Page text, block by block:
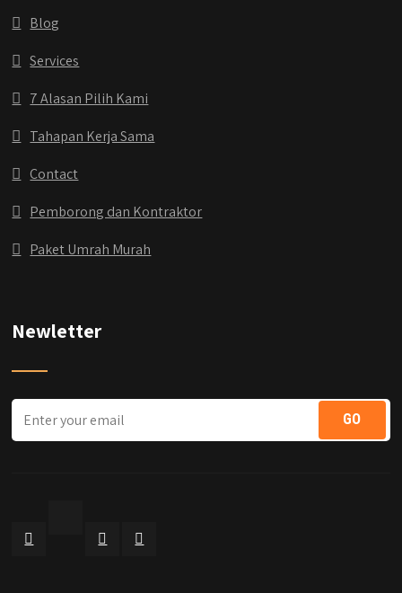
Blog
Services
7 Alasan Pilih Kami
Tahapan Kerja Sama
Contact
Pemborong dan Kontraktor
Paket Umrah Murah
Newletter